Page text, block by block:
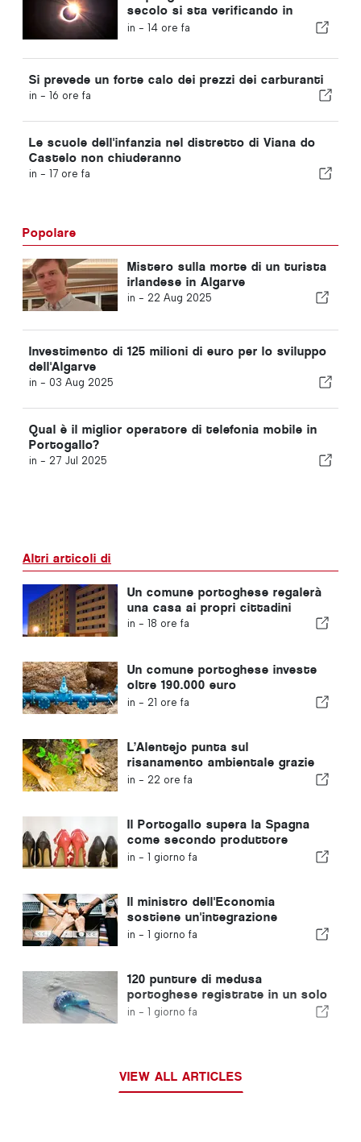
secolo si sta verificando in
Portogallo
in - 14 ore fa
Si prevede un forte calo dei prezzi dei carburanti
in - 16 ore fa
Le scuole dell'infanzia nel distretto di Viana do
Castelo non chiuderanno
in - 17 ore fa
Popolare
Mistero sulla morte di un turista
irlandese in Algarve
in - 22 Aug 2025
Investimento di 125 milioni di euro per lo sviluppo
dell'Algarve
in - 03 Aug 2025
Qual è il miglior operatore di telefonia mobile in
Portogallo?
in - 27 Jul 2025
Altri articoli di
Un comune portoghese regalerà
una casa ai propri cittadini
in - 18 ore fa
Un comune portoghese investe
oltre 190.000 euro
nell'approvvigionamento idrico
in - 21 ore fa
L’Alentejo punta sul
risanamento ambientale grazie
ai fondi europei
in - 22 ore fa
Il Portogallo supera la Spagna
come secondo produttore
europeo di calzature
in - 1 giorno fa
Il ministro dell'Economia
sostiene un'integrazione
regolamentata e garantisce un
in - 1 giorno fa
120 punture di medusa
portoghese registrate in un solo
giorno
in - 1 giorno fa
VIEW ALL ARTICLES